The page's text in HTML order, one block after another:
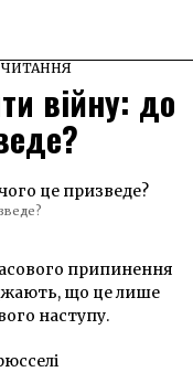
ЧИТАННЯ
війну: до
припинення
що це лише
наступу.